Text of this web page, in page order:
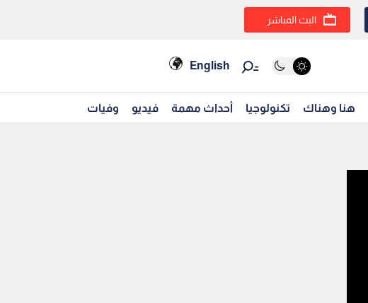
البث المباشر
English
هنا وهناك تكنولوجيا أحداث مهمة فيديو وفيات